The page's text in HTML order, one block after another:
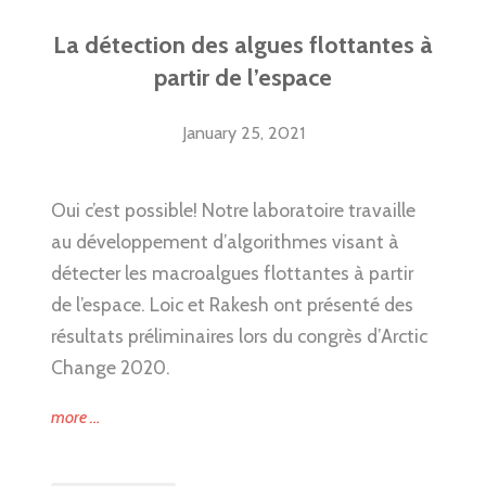
La détection des algues flottantes à
partir de l’espace
January 25, 2021
Oui c’est possible! Notre laboratoire travaille
au développement d’algorithmes visant à
détecter les macroalgues flottantes à partir
de l’espace. Loic et Rakesh ont présenté des
résultats préliminaires lors du congrès d’Arctic
Change 2020.
more…